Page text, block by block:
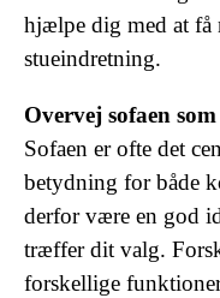
hjælpe dig med at få
stueindretning.
Overvej sofaen
Sofaen er ofte det
betydning for både
derfor være en god
træffer dit valg.
forskellige